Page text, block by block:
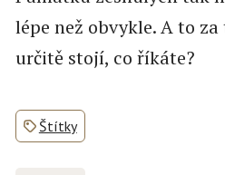
lépe než obvykle. A to
určitě stojí, co říkáte?
Štítky